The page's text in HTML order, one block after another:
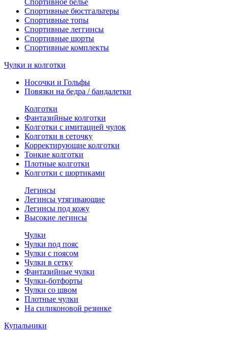
Спортивное белье
Спортивные бюстгальтеры
Спортивные топы
Спортивные леггинсы
Спортивные шорты
Спортивные комплекты
Чулки и колготки
Носочки и Гольфы
Повязки на бедра / бандалетки
Колготки
Фантазийные колготки
Колготки с имитацией чулок
Колготки в сеточку
Корректирующие колготки
Тонкие колготки
Плотные колготки
Колготки с шортиками
Легинсы
Легинсы утягивающие
Легинсы под кожу
Высокие легинсы
Чулки
Чулки под пояс
Чулки с поясом
Чулки в сетку
Фантазийные чулки
Чулки-ботфорты
Чулки со швом
Плотные чулки
На силиконовой резинке
Купальники